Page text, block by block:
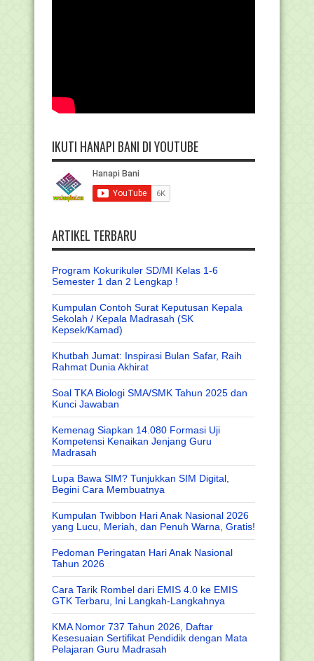
IKUTI HANAPI BANI DI YOUTUBE
ARTIKEL TERBARU
Program Kokurikuler SD/MI Kelas 1-6
Semester 1 dan 2 Lengkap !
Kumpulan Contoh Surat Keputusan Kepala
Sekolah / Kepala Madrasah (SK
Kepsek/Kamad)
Khutbah Jumat: Inspirasi Bulan Safar, Raih
Rahmat Dunia Akhirat
Soal TKA Biologi SMA/SMK Tahun 2025 dan
Kunci Jawaban
Kemenag Siapkan 14.080 Formasi Uji
Kompetensi Kenaikan Jenjang Guru
Madrasah
Lupa Bawa SIM? Tunjukkan SIM Digital,
Begini Cara Membuatnya
Kumpulan Twibbon Hari Anak Nasional 2026
yang Lucu, Meriah, dan Penuh Warna, Gratis!
Pedoman Peringatan Hari Anak Nasional
Tahun 2026
Cara Tarik Rombel dari EMIS 4.0 ke EMIS
GTK Terbaru, Ini Langkah-Langkahnya
KMA Nomor 737 Tahun 2026, Daftar
Kesesuaian Sertifikat Pendidik dengan Mata
Pelajaran Guru Madrasah